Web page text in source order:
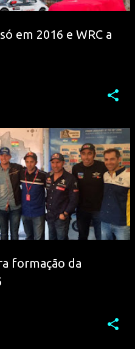
em 2016 e WRC a
formação da